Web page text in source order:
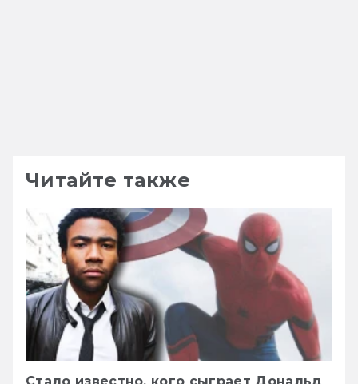
Читайте также